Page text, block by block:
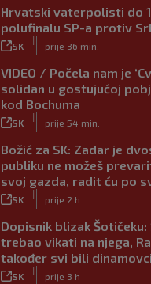
Hrvatski vaterpolisti do
polufinalu SP-a protiv
SK
|
prije 36 min.
VIDEO / Počela nam je
solidan u gostujućoj
kod Bochuma
SK
|
prije 54 min.
Božić za SK: Zadar je
publiku ne možeš
svoj gazda, radit ću po
SK
|
prije 2 h
Dopisnik blizak Šotičeku:
trebao vikati na njega,
također svi bili
SK
|
prije 3 h